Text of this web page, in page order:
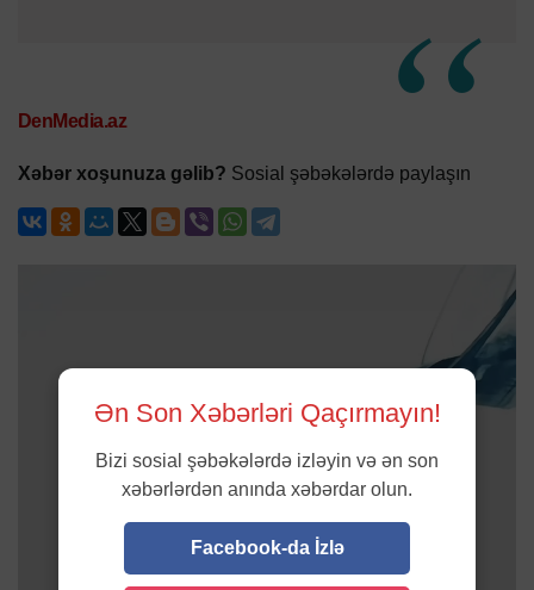
DenMedia.az
Xəbər xoşunuza gəlib? Sosial şəbəkələrdə paylaşın
Ən Son Xəbərləri Qaçırmayın!
Bizi sosial şəbəkələrdə izləyin və ən son
xəbərlərdən anında xəbərdar olun.
Facebook-da İzlə